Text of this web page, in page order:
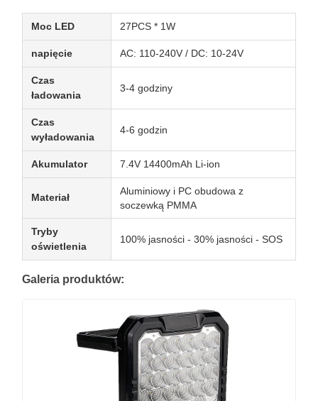
Moc LED 27PCS * 1W
napięcie AC: 110-240V / DC: 10-24V
Czas
ładowania
3-4 godziny
Czas
wyładowania
4-6 godzin
Akumulator 7.4V 14400mAh Li-ion
Materiał
Aluminiowy i PC obudowa z
soczewką PMMA
Tryby
oświetlenia
100% jasności - 30% jasności - SOS
Galeria produktów: